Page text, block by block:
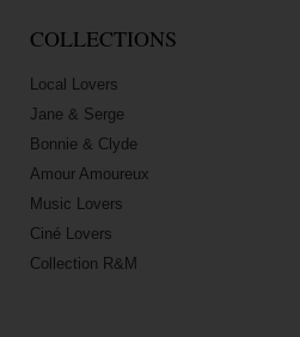
COLLECTIONS
Local Lovers
Jane & Serge
Bonnie & Clyde
Amour Amoureux
Music Lovers
Ciné Lovers
Collection R&M